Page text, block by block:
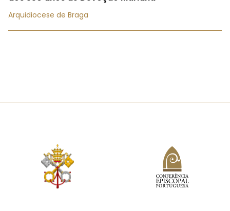
Arquidiocese de Braga